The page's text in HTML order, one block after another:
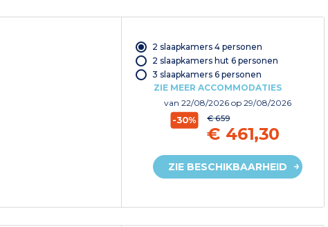
2 slaapkamers 4 personen
2 slaapkamers hut 6 personen
3 slaapkamers 6 personen
ZIE MEER ACCOMMODATIES
van 22/08/2026 op 29/08/2026
-30% € 659
€ 461,30
ZIE BESCHIKBAARHEID